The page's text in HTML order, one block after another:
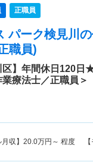
正職員
パーク検見川
職員)
区】年間休日120日
療法士／正職員＞
収】 20.0万円～ 程度 【